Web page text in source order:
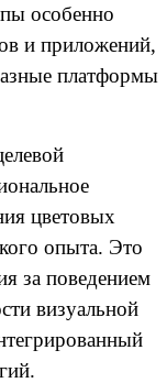
особенно
и приложений,
платформы
цветовых
опыта. Это
за поведением
визуальной